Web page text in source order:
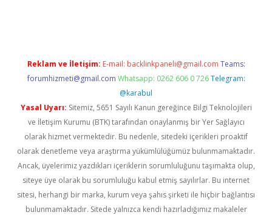
Reklam ve İletişim: E-mail: backlinkpaneli@gmail.com Teams:
forumhizmeti@gmail.com Whatsapp: 0262 606 0 726 Telegram:
@karabul
Yasal Uyarı: Sitemiz, 5651 Sayılı Kanun gereğince Bilgi Teknolojileri
ve İletişim Kurumu (BTK) tarafından onaylanmış bir Yer Sağlayıcı
olarak hizmet vermektedir. Bu nedenle, sitedeki içerikleri proaktif
olarak denetleme veya araştırma yükümlülüğümüz bulunmamaktadır.
Ancak, üyelerimiz yazdıkları içeriklerin sorumluluğunu taşımakta olup,
siteye üye olarak bu sorumluluğu kabul etmiş sayılırlar. Bu internet
sitesi, herhangi bir marka, kurum veya şahıs şirketi ile hiçbir bağlantısı
bulunmamaktadır. Sitede yalnızca kendi hazırladığımız makaleler